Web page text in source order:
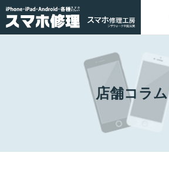
店舗コラム